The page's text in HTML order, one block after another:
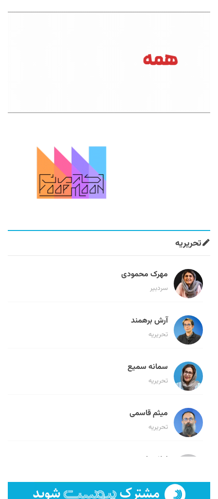
تحریریه
مهرک محمودی
سردبیر
آرش برهمند
تحریریه
سمانه سمیع
تحریریه
میثم قاسمی
تحریریه
لیلا حنارود